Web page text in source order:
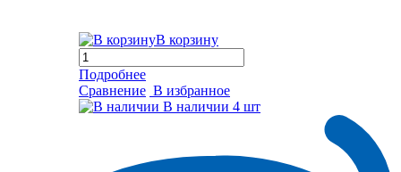
В корзину
Подробнее
Сравнение В избранное
В наличии 4 шт